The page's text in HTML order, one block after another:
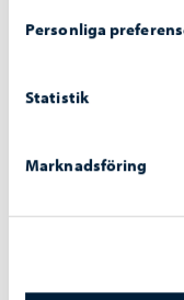
Personliga
Statistik
Marknadsföring
Borgå vatten
Bräddningar
störtregn 4. –